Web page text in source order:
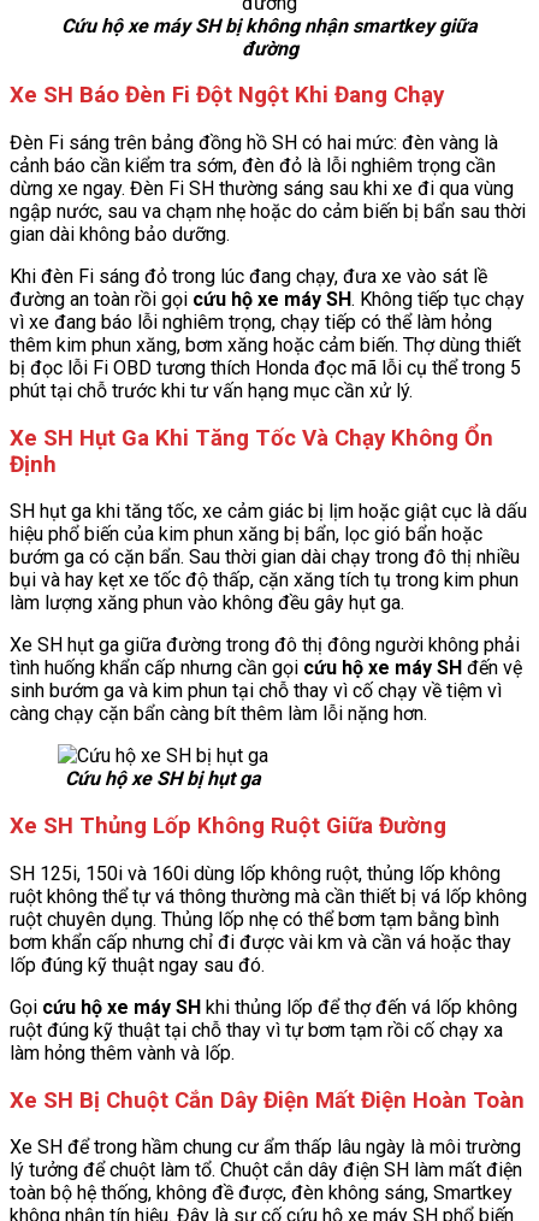
Cứu hộ xe máy SH bị không nhận smartkey giữa
đường
Xe SH Báo Đèn Fi Đột Ngột Khi Đang Chạy
Đèn Fi sáng trên bảng đồng hồ SH có hai mức: đèn vàng là
cảnh báo cần kiểm tra sớm, đèn đỏ là lỗi nghiêm trọng cần
dừng xe ngay. Đèn Fi SH thường sáng sau khi xe đi qua vùng
ngập nước, sau va chạm nhẹ hoặc do cảm biến bị bẩn sau thời
gian dài không bảo dưỡng.
Khi đèn Fi sáng đỏ trong lúc đang chạy, đưa xe vào sát lề
đường an toàn rồi gọi cứu hộ xe máy SH. Không tiếp tục chạy
vì xe đang báo lỗi nghiêm trọng, chạy tiếp có thể làm hỏng
thêm kim phun xăng, bơm xăng hoặc cảm biến. Thợ dùng thiết
bị đọc lỗi Fi OBD tương thích Honda đọc mã lỗi cụ thể trong 5
phút tại chỗ trước khi tư vấn hạng mục cần xử lý.
Xe SH Hụt Ga Khi Tăng Tốc Và Chạy Không Ổn
Định
SH hụt ga khi tăng tốc, xe cảm giác bị lịm hoặc giật cục là dấu
hiệu phổ biến của kim phun xăng bị bẩn, lọc gió bẩn hoặc
bướm ga có cặn bẩn. Sau thời gian dài chạy trong đô thị nhiều
bụi và hay kẹt xe tốc độ thấp, cặn xăng tích tụ trong kim phun
làm lượng xăng phun vào không đều gây hụt ga.
Xe SH hụt ga giữa đường trong đô thị đông người không phải
tình huống khẩn cấp nhưng cần gọi cứu hộ xe máy SH đến vệ
sinh bướm ga và kim phun tại chỗ thay vì cố chạy về tiệm vì
càng chạy cặn bẩn càng bít thêm làm lỗi nặng hơn.
Cứu hộ xe SH bị hụt ga
Xe SH Thủng Lốp Không Ruột Giữa Đường
SH 125i, 150i và 160i dùng lốp không ruột, thủng lốp không
ruột không thể tự vá thông thường mà cần thiết bị vá lốp không
ruột chuyên dụng. Thủng lốp nhẹ có thể bơm tạm bằng bình
bơm khẩn cấp nhưng chỉ đi được vài km và cần vá hoặc thay
lốp đúng kỹ thuật ngay sau đó.
Gọi cứu hộ xe máy SH khi thủng lốp để thợ đến vá lốp không
ruột đúng kỹ thuật tại chỗ thay vì tự bơm tạm rồi cố chạy xa
làm hỏng thêm vành và lốp.
Xe SH Bị Chuột Cắn Dây Điện Mất Điện Hoàn Toàn
Xe SH để trong hầm chung cư ẩm thấp lâu ngày là môi trường
lý tưởng để chuột làm tổ. Chuột cắn dây điện SH làm mất điện
toàn bộ hệ thống, không đề được, đèn không sáng, Smartkey
không nhận tín hiệu. Đây là sự cố cứu hộ xe máy SH phổ biến